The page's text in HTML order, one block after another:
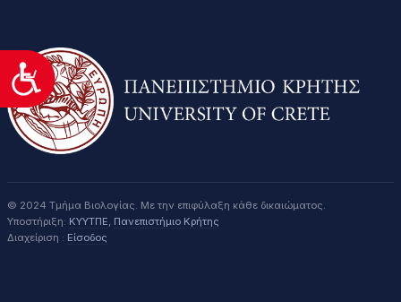
Προσιτότητα
© 2024 Τμήμα Βιολογίας. Με την επιφύλαξη κάθε δικαιώματος.
Υποστήριξη: ΚΥΥΤΠΕ, Πανεπιστήμιο Κρήτης
Διαχείριση : Είσοδος